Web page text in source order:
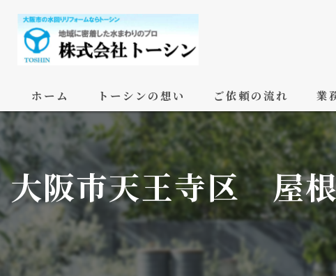
ホーム トーシンの想い ご依頼の流れ 業
大阪市天王寺区 屋